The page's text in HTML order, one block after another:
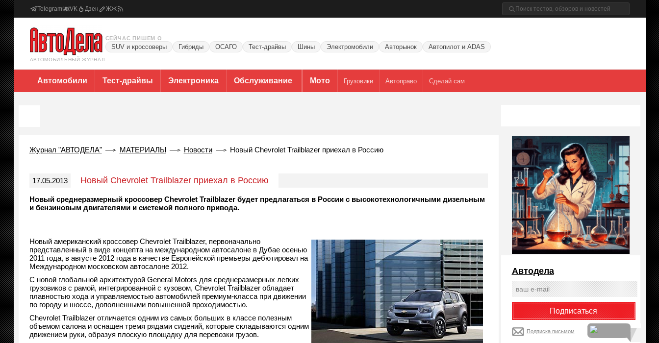
Telegram VK Дзен ЖЖ
АВТОМОБИЛЬНЫЙ ЖУРНАЛ
СЕЙЧАС ПИШЕМ О
SUV и кроссоверы Гибриды ОСАГО Тест-драйвы Шины Электромобили Авторынок Автопилот и ADAS
Автомобили Тест-драйвы Электроника Обслуживание Мото Грузовики Автоправо Сделай сам
Журнал "АВТОДЕЛА" МАТЕРИАЛЫ Новости Новый Chevrolet Trailblazer приехал в Россию
17.05.2013 Новый Chevrolet Trailblazer приехал в Россию
Новый среднеразмерный кроссовер Chevrolet Trailblazer будет предлагаться в Росcии с высокотехнологичными дизельным
и бензиновым двигателями и системой полного привода.
Новый американский кроссовер Chevrolet Trailblazer, первоначально
представленный в виде концепта на международном автосалоне в Дубае осенью
2011 года, в августе 2012 года в качестве Европейской премьеры дебютировал на
Международном московском автосалоне 2012.
С новой глобальной архитектурой General Motors для среднеразмерных легких
грузовиков с рамой, интегрированной с кузовом, Chevrolet Trailblazer обладает
плавностью хода и управляемостью автомобилей премиум-класса при движении
по городу и шоссе, дополненными повышенной проходимостью.
Chevrolet Trailblazer отличается одним из самых больших в классе полезным
объемом салона и оснащен тремя рядами сидений, которые складываются одним
движением руки, образуя плоскую площадку для перевозки грузов.
Автодела
Подписка письмом